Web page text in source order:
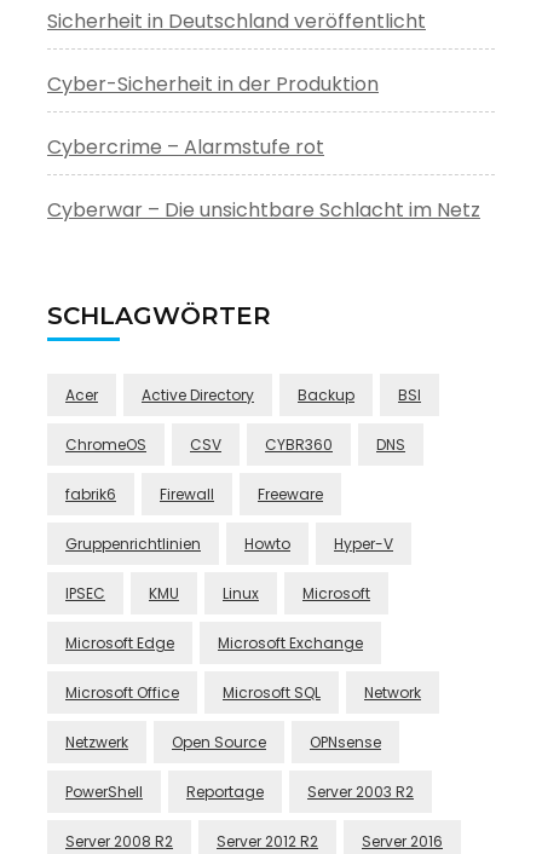
Sicherheit in Deutschland veröffentlicht
Cyber-Sicherheit in der Produktion
Cybercrime – Alarmstufe rot
Cyberwar – Die unsichtbare Schlacht im Netz
SCHLAGWÖRTER
Acer Active Directory Backup BSI
ChromeOS CSV CYBR360 DNS
fabrik6 Firewall Freeware
Gruppenrichtlinien Howto Hyper-V
IPSEC KMU Linux Microsoft
Microsoft Edge Microsoft Exchange
Microsoft Office Microsoft SQL Network
Netzwerk Open Source OPNsense
PowerShell Reportage Server 2003 R2
Server 2008 R2 Server 2012 R2 Server 2016